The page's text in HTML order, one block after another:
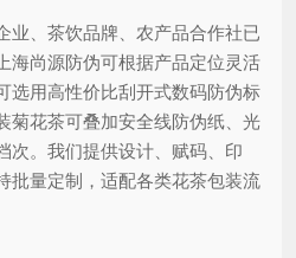
、茶饮品牌、农产品合作社已
海尚源防伪可根据产品定位灵活
选用高性价比刮开式数码防伪标
菊花茶可叠加安全线防伪纸、光
次。我们提供设计、赋码、印
批量定制，适配各类花茶包装流